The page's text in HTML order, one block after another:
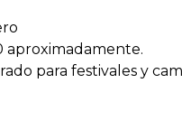
aproximadamente.
para festivales y